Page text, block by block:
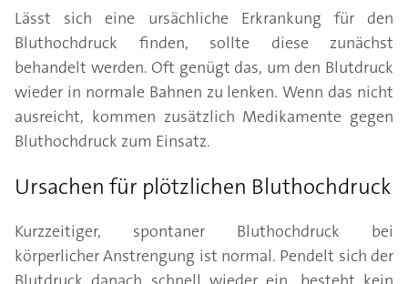
Lässt sich eine ursächliche Erkrankung für den
Bluthochdruck finden, sollte diese zunächst
behandelt werden. Oft genügt das, um den Blutdruck
wieder in normale Bahnen zu lenken. Wenn das nicht
ausreicht, kommen zusätzlich Medikamente gegen
Bluthochdruck zum Einsatz.
Ursachen für plötzlichen Bluthochdruck
Kurzzeitiger, spontaner Bluthochdruck bei
körperlicher Anstrengung ist normal. Pendelt sich der